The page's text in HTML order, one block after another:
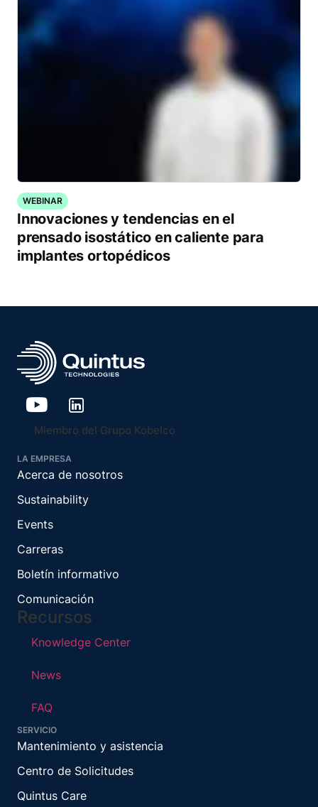
WEBINAR
Innovaciones y tendencias en el
prensado isostático en caliente para
implantes ortopédicos
Miembro del Grupo Kobelco
LA EMPRESA
Acerca de nosotros
Sustainability
Events
Carreras
Boletín informativo
Comunicación
Recursos
Knowledge Center
News
FAQ
SERVICIO
Mantenimiento y asistencia
Centro de Solicitudes
Quintus Care